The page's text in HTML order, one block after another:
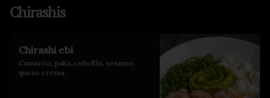
Chirashis
Chirashi ebi
Camarón, palta,,cebollín, sésamo,
queso crema.